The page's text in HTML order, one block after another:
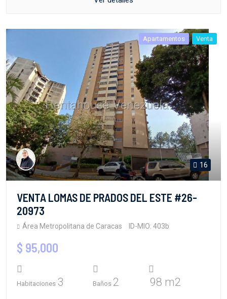
Apartamentos Venta
16
VENTA LOMAS DE PRADOS DEL ESTE #26-
20973
Área Metropolitana de Caracas ID-MIO: 403b
$ 95,000
Habitaciones 3 Baños 2 98 m2